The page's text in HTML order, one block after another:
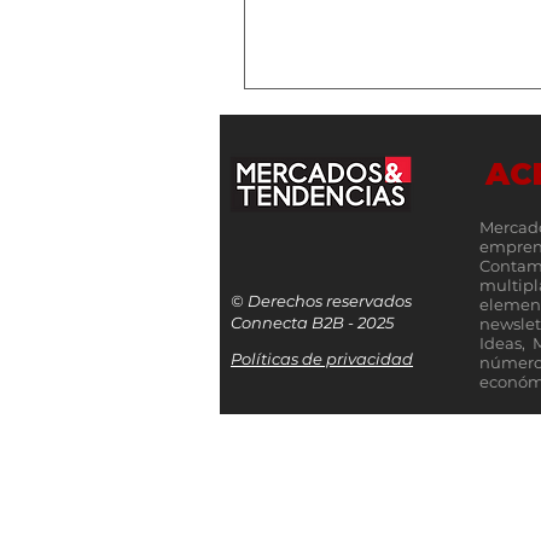
© Derechos reservados
Connecta B2B - 2025
Políticas de privacidad
Ideas,